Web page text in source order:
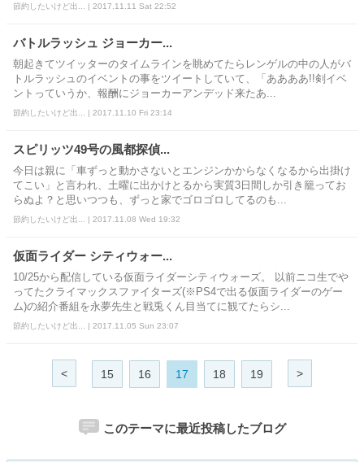
節約したいけど出... | 2017.11.11 Sat 22:52
バトルラッシュ ジョーカー...
朝起きてツイッターのタイムラインを眺めてたらレンゲルの中の人がバ
トルラッシュのイベントの事をツイートしていて、「ああああ!!剣イベ
ントっていうか、報酬にジョーカーアンデッド来たあ...
節約したいけど出... | 2017.11.10 Fri 23:14
スピリッツ49号の風都探偵...
今日は親に「車ずっと動かさないとエンジンかからなくなるから出掛け
てこい」と言われ、土曜に出かけとるから実質3日間しか引き籠ってお
らぬよ？と思いつつも、ずっと家でゴロゴロしてるのも...
節約したいけど出... | 2017.11.08 Wed 19:32
仮面ライダー シティウォー...
10/25から配信している仮面ライダーシティウォーズ。 以前ニコ生でや
ってたクライマックスファイターズ(※PS4で出る仮面ライダーのゲー
ム)の紹介番組を永夢先生と戦兎くん目当てに観てたらシ...
節約したいけど出... | 2017.11.05 Sun 23:07
< 15 16 17 18 19 >
このテーマに最近投稿したブログ